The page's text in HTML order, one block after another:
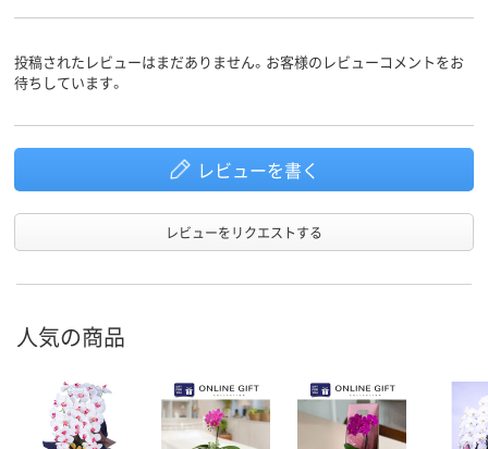
投稿されたレビューはまだありません。お客様のレビューコメントをお
待ちしています。
レビューを書く
レビューをリクエストする
人気の商品